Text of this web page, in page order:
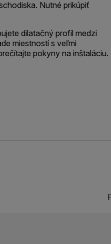
Nutné prikúpiť
dilatačný profil medzi
miestností s veľmi
pokyny na inštaláciu.